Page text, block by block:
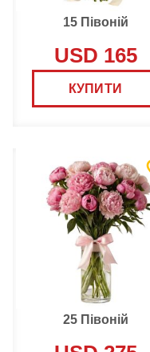
15 Півоній
USD 165
КУПИТИ
25 Півоній